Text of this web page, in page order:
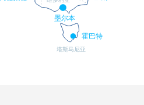
墨尔本
霍巴特
塔斯马尼亚